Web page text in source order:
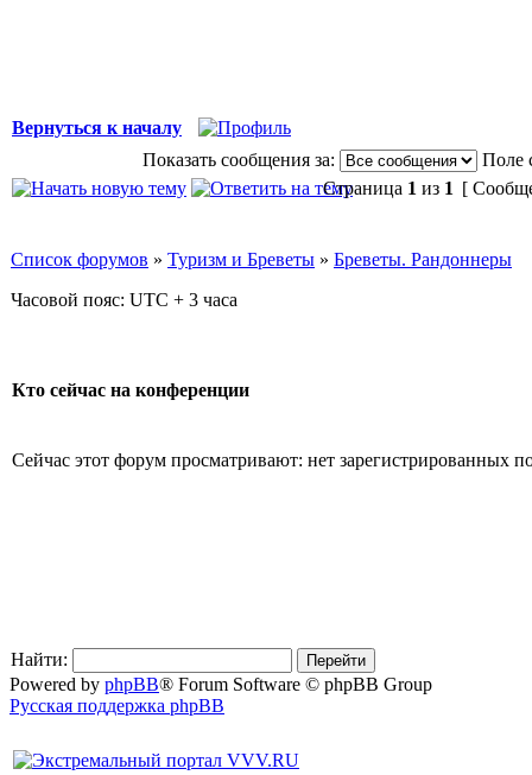
Вернуться к началу
Показать сообщения за:
Поле
Страница 1 из 1 [
Список форумов » Туризм и Бреветы » Бреветы. Рандоннеры
Часовой пояс: UTC + 3 часа
Кто сейчас на конференции
Сейчас этот форум просматривают: нет зарегистрированных
Найти:
Powered by phpBB® Forum Software © phpBB Group
Русская поддержка phpBB